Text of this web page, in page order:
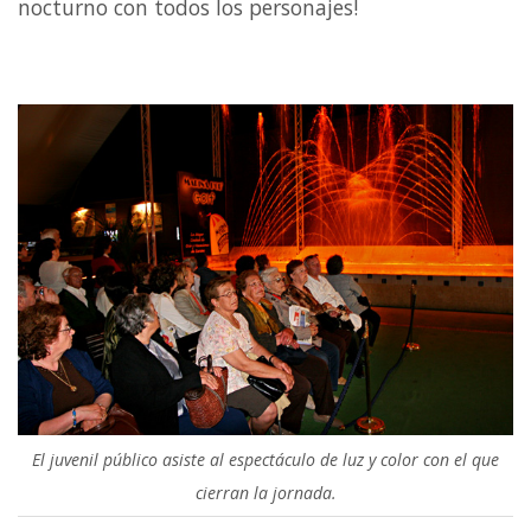
nocturno con todos los personajes!
El juvenil público asiste al espectáculo de luz y color con el que
cierran la jornada.